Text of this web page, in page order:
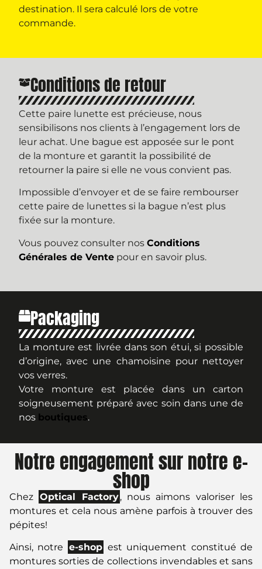
destination. Il sera calculé lors de votre
commande.
Conditions de retour
Cette paire lunette est précieuse, nous
sensibilisons nos clients à l’engagement lors de
leur achat. Une bague est apposée sur le pont
de la monture et garantit la possibilité de
retourner la paire si elle ne vous convient pas.
Impossible d’envoyer et de se faire rembourser
cette paire de lunettes si la bague n’est plus
fixée sur la monture.
Vous pouvez consulter nos Conditions
Générales de Vente pour en savoir plus.
Packaging
La monture est livrée dans son étui, si possible
d’origine, avec une chamoisine pour nettoyer
vos verres.
Votre monture est placée dans un carton
soigneusement préparé avec soin dans une de
nos boutiques.
Notre engagement sur notre e-
shop
Chez Optical Factory, nous aimons valoriser les
montures et cela nous amène parfois à trouver des
pépites!
Ainsi, notre e-shop est uniquement constitué de
montures sorties de collections invendables et sans